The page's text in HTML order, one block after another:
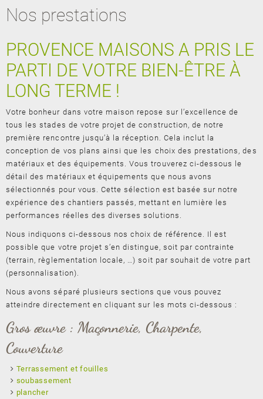
Nos prestations
PROVENCE MAISONS A PRIS LE
PARTI DE VOTRE BIEN-ÊTRE À
LONG TERME !
Votre bonheur dans votre maison repose sur l’excellence de
tous les stades de votre projet de construction, de notre
première rencontre jusqu’à la réception. Cela inclut la
conception de vos plans ainsi que les choix des prestations, des
matériaux et des équipements. Vous trouverez ci-dessous le
détail des matériaux et équipements que nous avons
sélectionnés pour vous. Cette sélection est basée sur notre
expérience des chantiers passés, mettant en lumière les
performances réelles des diverses solutions.
Nous indiquons ci-dessous nos choix de référence. Il est
possible que votre projet s’en distingue, soit par contrainte
(terrain, règlementation locale, …) soit par souhait de votre part
(personnalisation).
Nous avons séparé plusieurs sections que vous pouvez
atteindre directement en cliquant sur les mots ci-dessous :
Gros œuvre : Maçonnerie, Charpente,
Couverture
Terrassement et fouilles
soubassement
plancher